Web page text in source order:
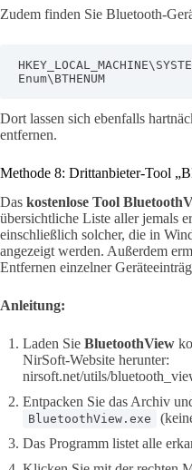
Zudem finden Sie Bluetooth-
Enum\BTHENUM
Dort lassen sich ebenfalls
entfernen.
Methode 8: Drittanbieter-Tool
Das kostenlose Tool
übersichtliche Liste aller jemals
einschließlich solcher, die in
angezeigt werden. Außerdem
Entfernen einzelner
Anleitung:
Laden Sie BluetoothView
NirSoft-Website herunter:
nirsoft.net/utils/
Entpacken Sie das Archiv
BluetoothView.exe
Das Programm listet alle